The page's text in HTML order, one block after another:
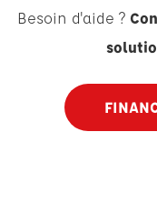
Besoin d'aide ?